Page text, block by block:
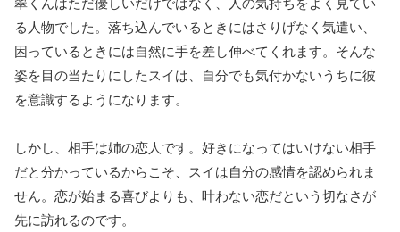
る人物でした。落ち込んでいるときにはさりげなく気遣い、
困っているときには自然に手を差し伸べてくれます。そんな
姿を目の当たりにしたスイは、自分でも気付かないうちに彼
を意識するようになります。
しかし、相手は姉の恋人です。好きになってはいけない相手
だと分かっているからこそ、スイは自分の感情を認められま
せん。恋が始まる喜びよりも、叶わない恋だという切なさが
先に訪れるのです。